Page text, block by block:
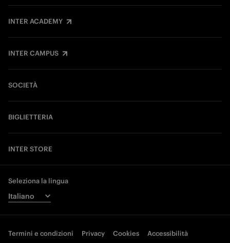
INTER ACADEMY
INTER CAMPUS
SOCIETÀ
BIGLIETTERIA
INTER STORE
Seleziona la lingua
Termini e condizioni Privacy Cookies Accessibilità